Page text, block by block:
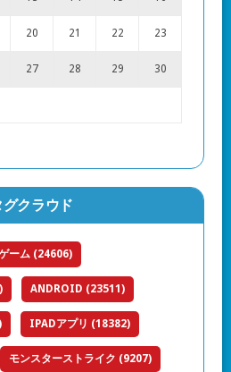
20 21 22 23
27 28 29 30
グクラウド
ゲーム (24606)
ANDROID (23511)
IPADアプリ (18382)
モンスターストライク (9207)